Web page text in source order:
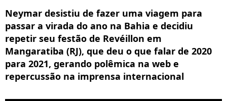
Neymar desistiu de fazer uma viagem para
passar a virada do ano na Bahia e decidiu
repetir seu festão de Revéillon em
Mangaratiba (RJ), que deu o que falar de 2020
para 2021, gerando polêmica na web e
repercussão na imprensa internacional